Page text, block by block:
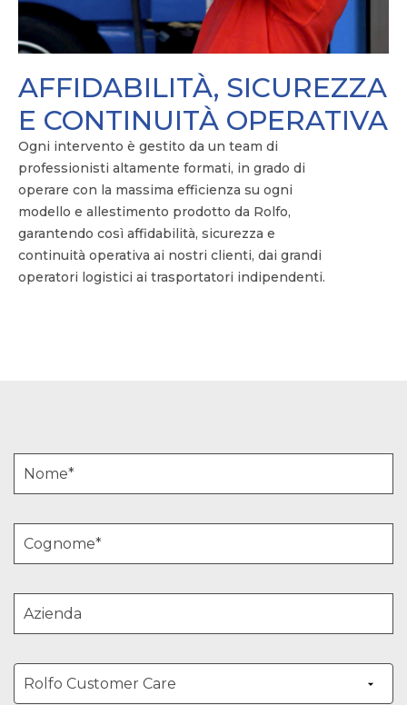
AFFIDABILITÀ, SICUREZZA
E CONTINUITÀ OPERATIVA
Ogni intervento è gestito da un team di
professionisti altamente formati, in grado di
operare con la massima efficienza su ogni
modello e allestimento prodotto da Rolfo,
garantendo così affidabilità, sicurezza e
continuità operativa ai nostri clienti, dai grandi
operatori logistici ai trasportatori indipendenti.